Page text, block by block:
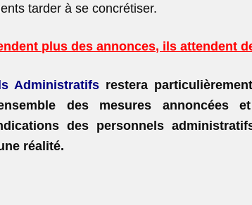
tarder à se concrétiser.
plus des annonces, ils attendent
Administratifs restera
des mesures annoncées
des personnels
réalité.